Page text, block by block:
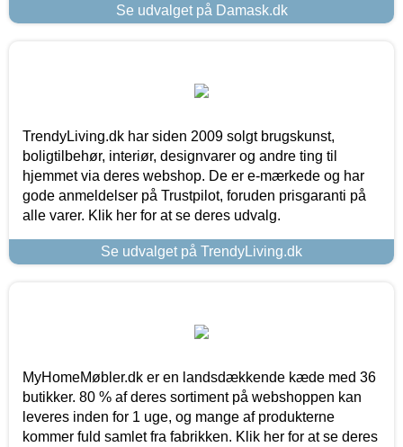
Se udvalget på Damask.dk
TrendyLiving.dk har siden 2009 solgt brugskunst,
boligtilbehør, interiør, designvarer og andre ting til
hjemmet via deres webshop. De er e-mærkede og har
gode anmeldelser på Trustpilot, foruden prisgaranti på
alle varer. Klik her for at se deres udvalg.
Se udvalget på TrendyLiving.dk
MyHomeMøbler.dk er en landsdækkende kæde med 36
butikker. 80 % af deres sortiment på webshoppen kan
leveres inden for 1 uge, og mange af produkterne
kommer fuld samlet fra fabrikken. Klik her for at se deres